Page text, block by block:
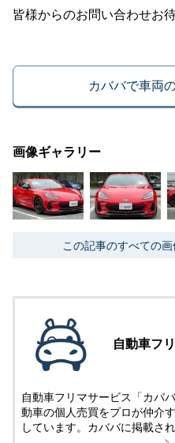
皆様からのお問い合わせお
カババで車両
画像ギャラリー
この記事のすべての画
自動車フ
自動車フリマサービス「カバ
動車の個人売買をプロが仲介
しています。カババに掲載さ